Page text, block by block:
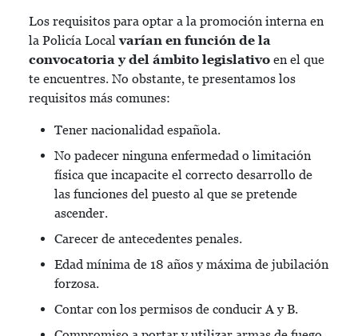
Los requisitos para optar a la promoción interna en
la Policía Localvarían en función de la
convocatoria y del ámbito legislativo en el que
te encuentres. No obstante, te presentamos los
requisitos más comunes:
Tener nacionalidad española.
No padecer ninguna enfermedad o limitación
física que incapacite el correcto desarrollo de
las funciones del puesto al que se pretende
ascender.
Carecer de antecedentes penales.
Edad mínima de 18 años y máxima de jubilación
forzosa.
Contar con los permisos de conducir A y B.